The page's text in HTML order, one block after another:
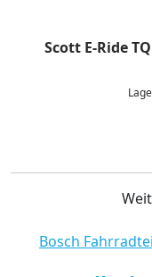
Scott E-Ride
Bosch